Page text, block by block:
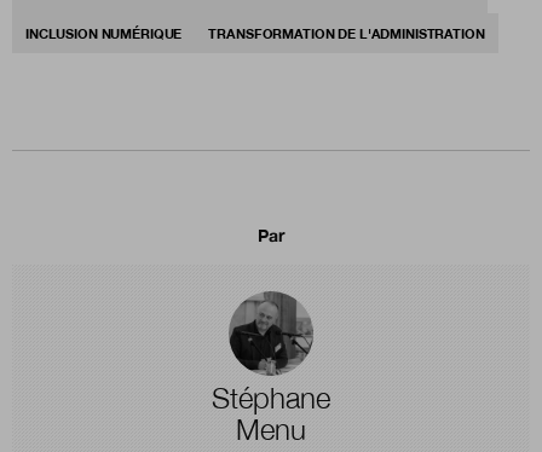
INCLUSION NUMÉRIQUE TRANSFORMATION DE L'ADMINISTRATION
Par
Stéphane
Menu